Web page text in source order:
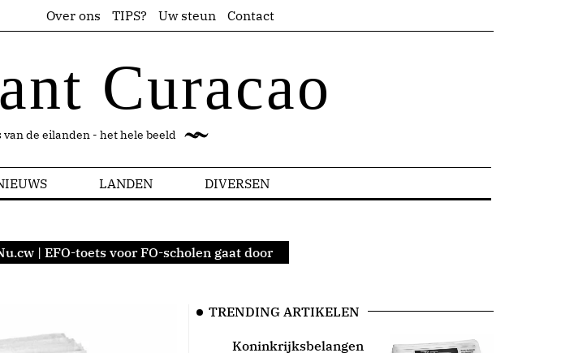
Over ons TIPS? Uw steun Contact
Curacao
de eilanden - het hele beeld
LANDEN DIVERSEN
| EFO-toets voor FO-scholen gaat door
TRENDING ARTIKELEN
Koninkrijksbelangen